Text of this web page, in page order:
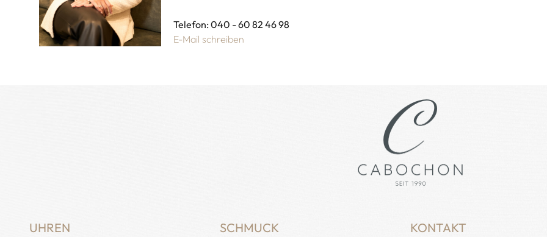
Telefon: 040 - 60 82 46 98
E-Mail schreiben
UHREN SCHMUCK KONTAKT